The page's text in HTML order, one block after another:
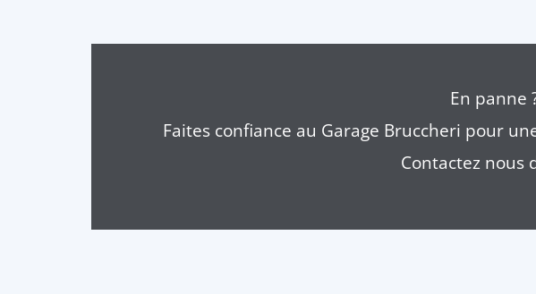
En panne
Faites confiance au Garage Bruccheri pour
Contactez nous